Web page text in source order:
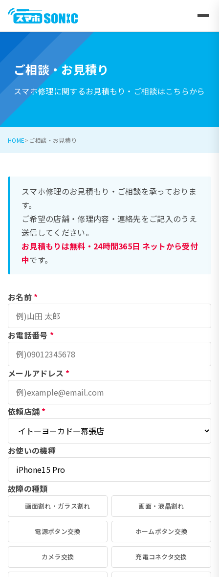
ご相談・お見積り
スマホ修理に関するお見積もり・ご相談はこちらから
HOME ご相談・お見積り
スマホ修理のお見積もり・ご相談を承っておりま
す。
ご希望の店舗・修理内容・連絡先をご記入のうえ
送信してください。
お見積もりは無料・24時間365日 ネットから受付
中です。
お名前 *
お電話番号 *
メールアドレス *
依頼店舗 *
お使いの機種
故障の種類
画面割れ・ガラス割れ 画面・液晶割れ
電源ボタン交換 ホームボタン交換
カメラ交換 充電コネクタ交換